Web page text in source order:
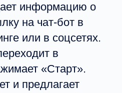
информацию о
на чат-бот в
или в соцсетях.
в
«Старт».
и предлагает